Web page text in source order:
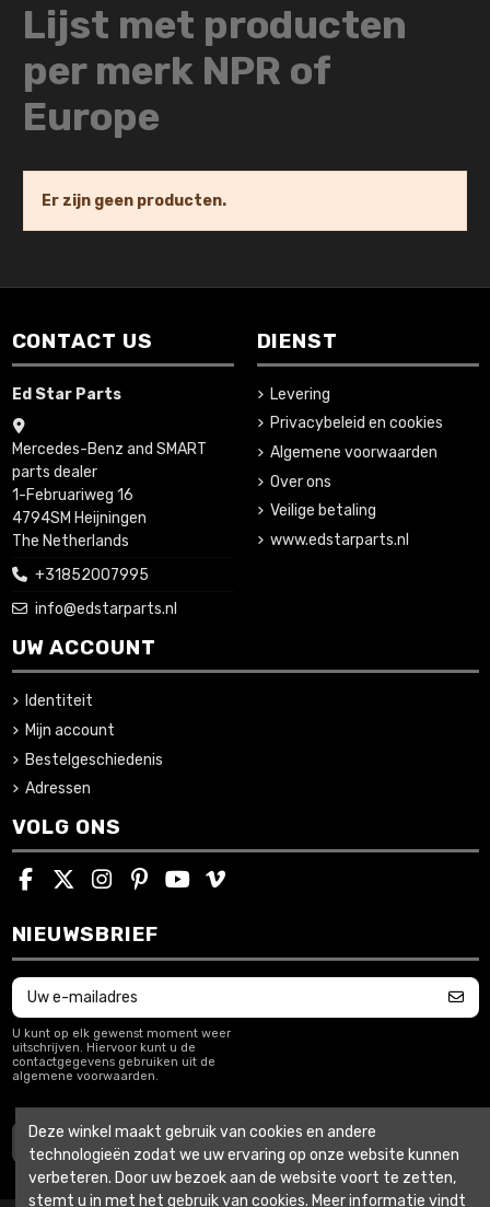
Lijst met producten
per merk NPR of
Europe
Er zijn geen producten.
CONTACT US
Ed Star Parts
Mercedes-Benz and SMART
parts dealer
1-Februariweg 16
4794SM Heijningen
The Netherlands
+31852007995
info@edstarparts.nl
DIENST
Levering
Privacybeleid en cookies
Algemene voorwaarden
Over ons
Veilige betaling
www.edstarparts.nl
UW ACCOUNT
Identiteit
Mijn account
Bestelgeschiedenis
Adressen
VOLG ONS
NIEUWSBRIEF
U kunt op elk gewenst moment weer
uitschrijven. Hiervoor kunt u de
contactgegevens gebruiken uit de
algemene voorwaarden.
Herroep de overeenkomst
Deze winkel maakt gebruik van cookies en andere
technologieën zodat we uw ervaring op onze website kunnen
verbeteren. Door uw bezoek aan de website voort te zetten,
stemt u in met het gebruik van cookies. Meer informatie vindt